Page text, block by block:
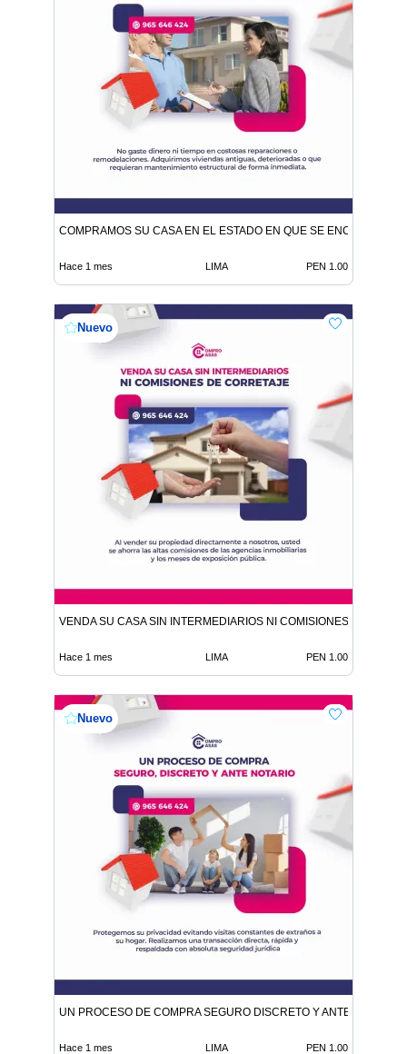
COMPRAMOS SU CASA EN EL ESTADO EN QUE SE ENCUENTRE
Hace 1 mes LIMA PEN 1.00
Nuevo
VENDA SU CASA SIN INTERMEDIARIOS NI COMISIONES DE
Hace 1 mes LIMA PEN 1.00
Nuevo
UN PROCESO DE COMPRA SEGURO DISCRETO Y ANTE NOTARIO
Hace 1 mes LIMA PEN 1.00